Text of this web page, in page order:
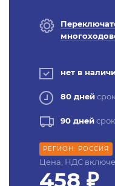
нет в
80 дней
90 дней
РЕГИОН: РОССИЯ
Цена, НДС
458 ₽